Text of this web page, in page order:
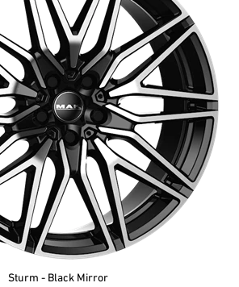
Sturm - Black Mirror